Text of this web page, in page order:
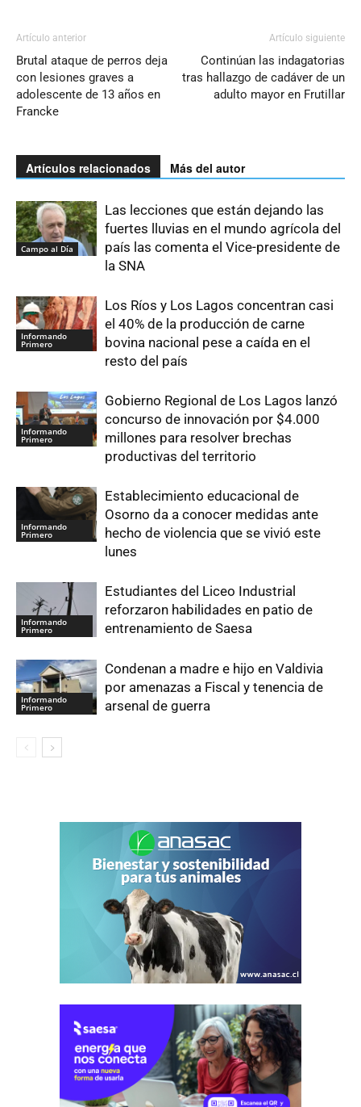
Artículo anterior
Brutal ataque de perros deja
con lesiones graves a
adolescente de 13 años en
Francke
Artículo siguiente
Continúan las indagatorias
tras hallazgo de cadáver de un
adulto mayor en Frutillar
Artículos relacionados Más del autor
Campo al Día
Las lecciones que están dejando las
fuertes lluvias en el mundo agrícola del
país las comenta el Vice-presidente de
la SNA
Informando
Primero
Los Ríos y Los Lagos concentran casi
el 40% de la producción de carne
bovina nacional pese a caída en el
resto del país
Informando
Primero
Gobierno Regional de Los Lagos lanzó
concurso de innovación por $4.000
millones para resolver brechas
productivas del territorio
Informando
Primero
Establecimiento educacional de
Osorno da a conocer medidas ante
hecho de violencia que se vivió este
lunes
Informando
Primero
Estudiantes del Liceo Industrial
reforzaron habilidades en patio de
entrenamiento de Saesa
Informando
Primero
Condenan a madre e hijo en Valdivia
por amenazas a Fiscal y tenencia de
arsenal de guerra